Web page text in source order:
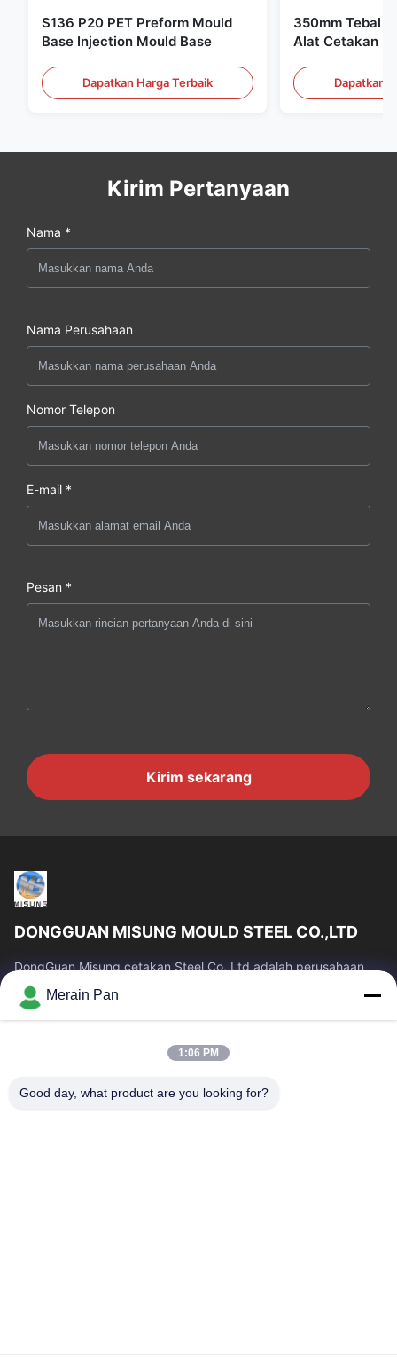
S136 P20 PET Preform Mould
Base Injection Mould Base
Dapatkan Harga Terbaik
350mm Tebal
Alat Cetakan
Dapatkan
Kirim Pertanyaan
Nama *
Nama Perusahaan
Nomor Telepon
E-mail *
Pesan *
Kirim sekarang
DONGGUAN MISUNG MOULD STEEL CO.,LTD
DongGuan Misung cetakan Steel Co, Ltd adalah perusahaan
terkemuka pasokan baja mati plastik, baja kerja panas, baja
kerja dingin, baja struktural...
Tautan Cepat
Produk
Tampilan VR
Tentang Kami
Merain Pan
1:06 PM
Good day, what product are you looking for?